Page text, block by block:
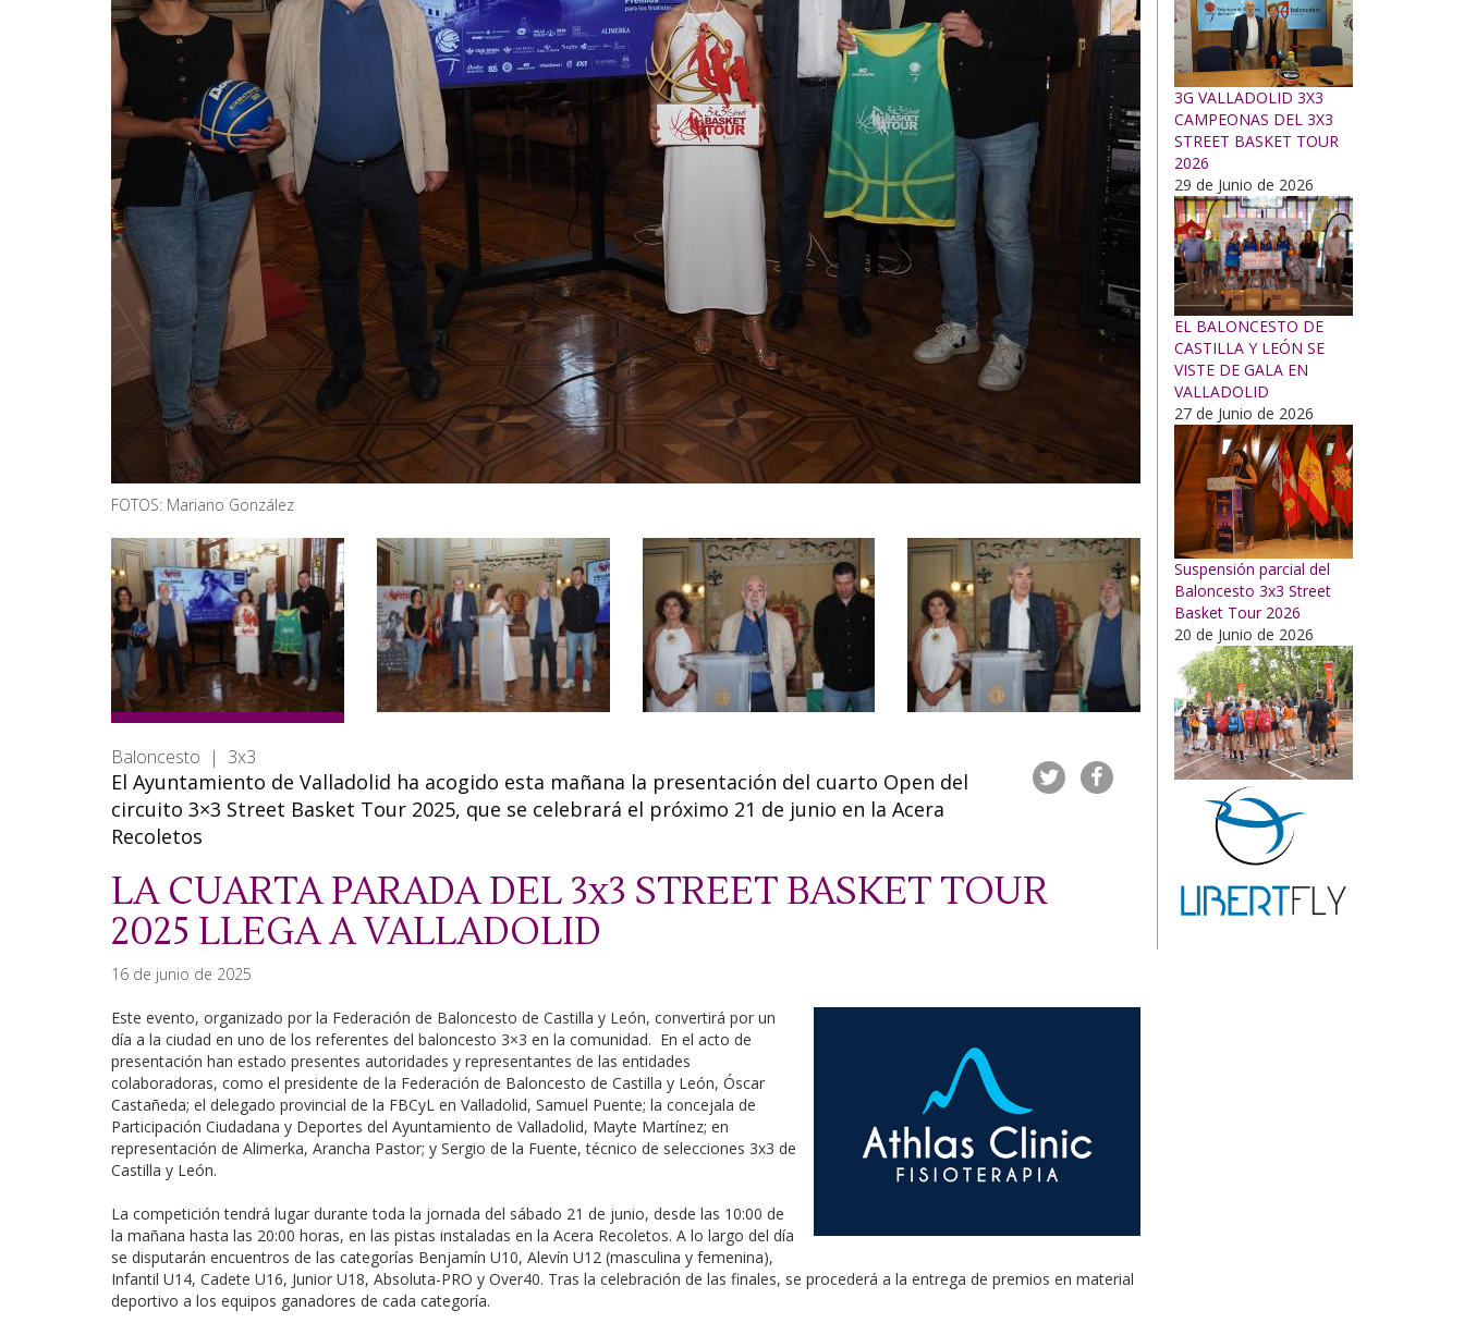
FOTOS: Mariano González
Baloncesto | 3x3
El Ayuntamiento de Valladolid ha acogido esta mañana la presentación del cuarto Open del
circuito 3×3 Street Basket Tour 2025, que se celebrará el próximo 21 de junio en la Acera
Recoletos
LA CUARTA PARADA DEL 3x3 STREET BASKET TOUR
2025 LLEGA A VALLADOLID
16 de junio de 2025
Este evento, organizado por la Federación de Baloncesto de Castilla y León, convertirá por un
día a la ciudad en uno de los referentes del baloncesto 3×3 en la comunidad. En el acto de
presentación han estado presentes autoridades y representantes de las entidades
colaboradoras, como el presidente de la Federación de Baloncesto de Castilla y León, Óscar
Castañeda; el delegado provincial de la FBCyL en Valladolid, Samuel Puente; la concejala de
Participación Ciudadana y Deportes del Ayuntamiento de Valladolid, Mayte Martínez; en
representación de Alimerka, Arancha Pastor; y Sergio de la Fuente, técnico de selecciones 3x3 de
Castilla y León.
La competición tendrá lugar durante toda la jornada del sábado 21 de junio, desde las 10:00 de
la mañana hasta las 20:00 horas, en las pistas instaladas en la Acera Recoletos. A lo largo del día
se disputarán encuentros de las categorías Benjamín U10, Alevín U12 (masculina y femenina),
Infantil U14, Cadete U16, Junior U18, Absoluta-PRO y Over40. Tras la celebración de las finales, se procederá a la entrega de premios en material
deportivo a los equipos ganadores de cada categoría.
3G VALLADOLID 3X3
CAMPEONAS DEL 3X3
STREET BASKET TOUR
2026
29 de Junio de 2026
EL BALONCESTO DE
CASTILLA Y LEÓN SE
VISTE DE GALA EN
VALLADOLID
27 de Junio de 2026
Suspensión parcial del
Baloncesto 3x3 Street
Basket Tour 2026
20 de Junio de 2026